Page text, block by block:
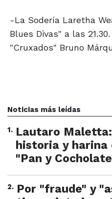
-La Sodería Laretha
Blues Divas" a las
"Cruxados" Bruno
Noticias más leídas
1. Lautaro
historia y harina
"Pan y
2. Por "fraude" y